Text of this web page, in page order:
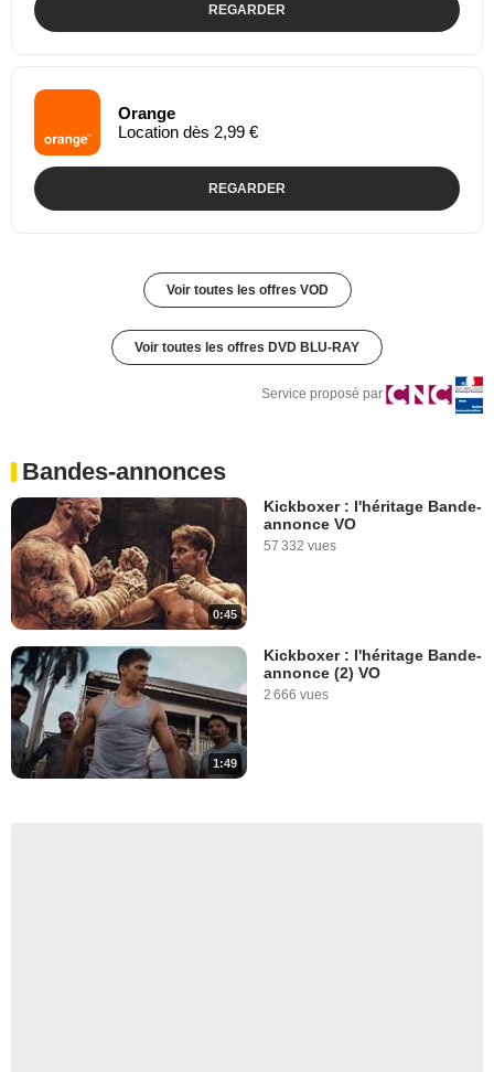
REGARDER
Orange
Location dès 2,99 €
REGARDER
Voir toutes les offres VOD
Voir toutes les offres DVD BLU-RAY
Service proposé par
Bandes-annonces
0:45
Kickboxer : l'héritage Bande-
annonce VO
57 332 vues
1:49
Kickboxer : l'héritage Bande-
annonce (2) VO
2 666 vues